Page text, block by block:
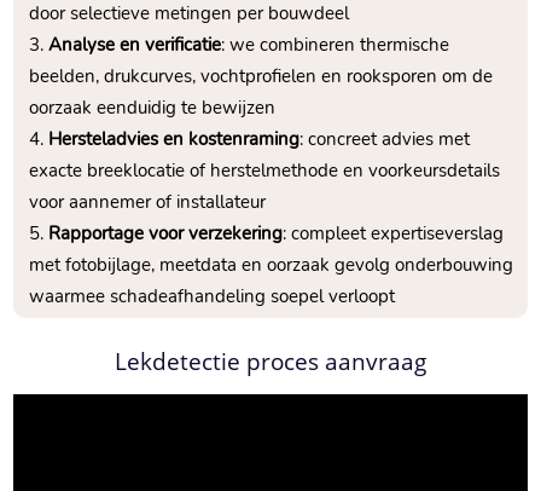
door selectieve metingen per bouwdeel
Analyse en verificatie: we combineren thermische
beelden, drukcurves, vochtprofielen en rooksporen om de
oorzaak eenduidig te bewijzen
Hersteladvies en kostenraming: concreet advies met
exacte breeklocatie of herstelmethode en voorkeursdetails
voor aannemer of installateur
Rapportage voor verzekering: compleet expertiseverslag
met fotobijlage, meetdata en oorzaak gevolg onderbouwing
waarmee schadeafhandeling soepel verloopt
Lekdetectie proces aanvraag